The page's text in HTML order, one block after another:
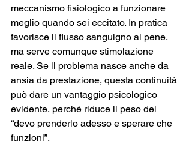
meccanismo fisiologico a funzionare
meglio quando sei eccitato. In pratica
favorisce il flusso sanguigno al pene,
ma serve comunque stimolazione
reale. Se il problema nasce anche da
ansia da prestazione, questa continuità
può dare un vantaggio psicologico
evidente, perché riduce il peso del
“devo prenderlo adesso e sperare che
funzioni”.